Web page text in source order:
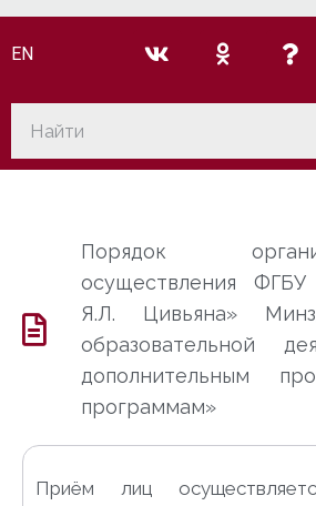
EN
Порядок
осуществления
Я.Л. Цивьяна»
образовательной
дополнительным
программам»
Приём лиц